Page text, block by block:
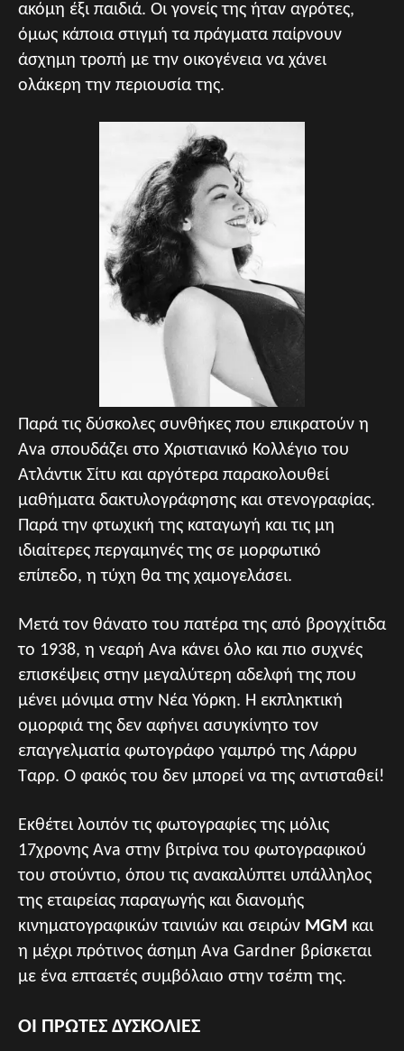
ακόμη έξι παιδιά. Οι γονείς της ήταν αγρότες,
όμως κάποια στιγμή τα πράγματα παίρνουν
άσχημη τροπή με την οικογένεια να χάνει
ολάκερη την περιουσία της.
Παρά τις δύσκολες συνθήκες που επικρατούν η
Ava σπουδάζει στο Χριστιανικό Κολλέγιο του
Ατλάντικ Σίτυ και αργότερα παρακολουθεί
μαθήματα δακτυλογράφησης και στενογραφίας.
Παρά την φτωχική της καταγωγή και τις μη
ιδιαίτερες περγαμηνές της σε μορφωτικό
επίπεδο, η τύχη θα της χαμογελάσει.
Μετά τον θάνατο του πατέρα της από βρογχίτιδα
το 1938, η νεαρή Ava κάνει όλο και πιο συχνές
επισκέψεις στην μεγαλύτερη αδελφή της που
μένει μόνιμα στην Νέα Υόρκη. Η εκπληκτική
ομορφιά της δεν αφήνει ασυγκίνητο τον
επαγγελματία φωτογράφο γαμπρό της Λάρρυ
Ταρρ. Ο φακός του δεν μπορεί να της αντισταθεί!
Εκθέτει λοιπόν τις φωτογραφίες της μόλις
17χρονης Ava στην βιτρίνα του φωτογραφικού
του στούντιο, όπου τις ανακαλύπτει υπάλληλος
της εταιρείας παραγωγής και διανομής
κινηματογραφικών ταινιών και σειρών MGM και
η μέχρι πρότινος άσημη Ava Gardner βρίσκεται
με ένα επταετές συμβόλαιο στην τσέπη της.
ΟΙ ΠΡΩΤΕΣ ΔΥΣΚΟΛΙΕΣ